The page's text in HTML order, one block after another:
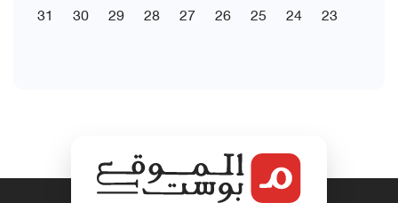
23
24
25
26
27
28
29
30
31